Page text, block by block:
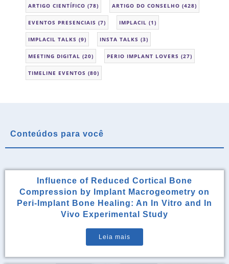
ARTIGO CIENTÍFICO (78) ARTIGO DO CONSELHO (428)
EVENTOS PRESENCIAIS (7) IMPLACIL (1)
IMPLACIL TALKS (9) INSTA TALKS (3)
MEETING DIGITAL (20) PERIO IMPLANT LOVERS (27)
TIMELINE EVENTOS (80)
Conteúdos para você
Influence of Reduced Cortical Bone
Compression by Implant Macrogeometry on
Peri-Implant Bone Healing: An In Vitro and In
Vivo Experimental Study
Leia mais